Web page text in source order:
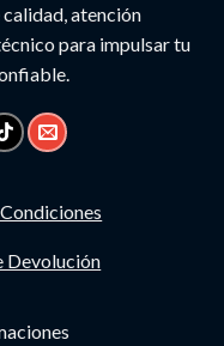
atención
para impulsar tu
Devolución